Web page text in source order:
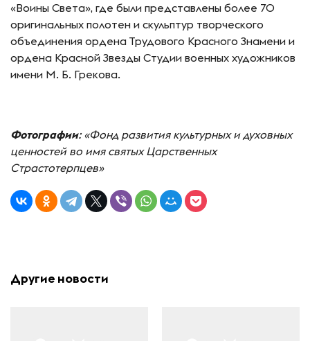
«Воины Света», где были представлены более 70
оригинальных полотен и скульптур творческого
объединения ордена Трудового Красного Знамени и
ордена Красной Звезды Студии военных художников
имени М. Б. Грекова.
Фотографии: «Фонд развития культурных и духовных
ценностей во имя святых Царственных
Страстотерпцев»
Другие новости